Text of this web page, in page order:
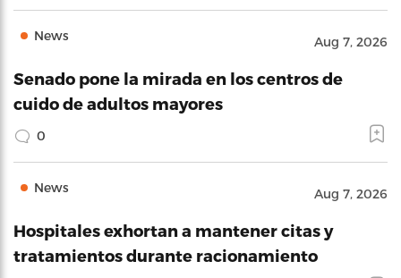
News Aug 7, 2026
Senado pone la mirada en los centros de
cuido de adultos mayores
0
News Aug 7, 2026
Hospitales exhortan a mantener citas y
tratamientos durante racionamiento